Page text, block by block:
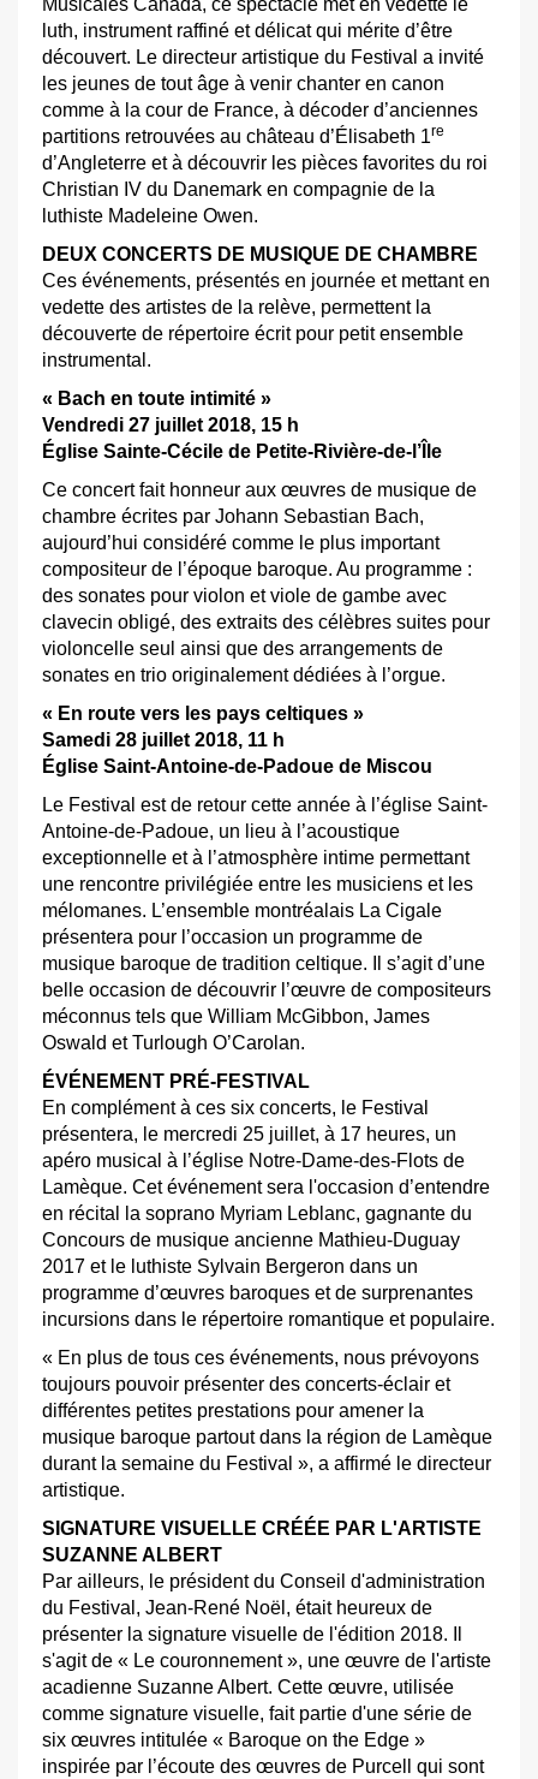
Musicales Canada, ce spectacle met en vedette le
luth, instrument raffiné et délicat qui mérite d’être
découvert. Le directeur artistique du Festival a invité
les jeunes de tout âge à venir chanter en canon
comme à la cour de France, à décoder d’anciennes
partitions retrouvées au château d’Élisabeth 1re
d’Angleterre et à découvrir les pièces favorites du roi
Christian IV du Danemark en compagnie de la
luthiste Madeleine Owen.
DEUX CONCERTS DE MUSIQUE DE CHAMBRE
Ces événements, présentés en journée et mettant en
vedette des artistes de la relève, permettent la
découverte de répertoire écrit pour petit ensemble
instrumental.
« Bach en toute intimité »
Vendredi 27 juillet 2018, 15 h
Église Sainte-Cécile de Petite-Rivière-de-l’Île
Ce concert fait honneur aux œuvres de musique de
chambre écrites par Johann Sebastian Bach,
aujourd’hui considéré comme le plus important
compositeur de l’époque baroque. Au programme :
des sonates pour violon et viole de gambe avec
clavecin obligé, des extraits des célèbres suites pour
violoncelle seul ainsi que des arrangements de
sonates en trio originalement dédiées à l’orgue.
« En route vers les pays celtiques »
Samedi 28 juillet 2018, 11 h
Église Saint-Antoine-de-Padoue de Miscou
Le Festival est de retour cette année à l’église Saint-
Antoine-de-Padoue, un lieu à l’acoustique
exceptionnelle et à l’atmosphère intime permettant
une rencontre privilégiée entre les musiciens et les
mélomanes. L’ensemble montréalais La Cigale
présentera pour l’occasion un programme de
musique baroque de tradition celtique. Il s’agit d’une
belle occasion de découvrir l’œuvre de compositeurs
méconnus tels que William McGibbon, James
Oswald et Turlough O’Carolan.
ÉVÉNEMENT PRÉ-FESTIVAL
En complément à ces six concerts, le Festival
présentera, le mercredi 25 juillet, à 17 heures, un
apéro musical à l’église Notre-Dame-des-Flots de
Lamèque. Cet événement sera l'occasion d’entendre
en récital la soprano Myriam Leblanc, gagnante du
Concours de musique ancienne Mathieu-Duguay
2017 et le luthiste Sylvain Bergeron dans un
programme d’œuvres baroques et de surprenantes
incursions dans le répertoire romantique et populaire.
« En plus de tous ces événements, nous prévoyons
toujours pouvoir présenter des concerts-éclair et
différentes petites prestations pour amener la
musique baroque partout dans la région de Lamèque
durant la semaine du Festival », a affirmé le directeur
artistique.
SIGNATURE VISUELLE CRÉÉE PAR L'ARTISTE
SUZANNE ALBERT
Par ailleurs, le président du Conseil d'administration
du Festival, Jean-René Noël, était heureux de
présenter la signature visuelle de l'édition 2018. Il
s'agit de « Le couronnement », une œuvre de l'artiste
acadienne Suzanne Albert. Cette œuvre, utilisée
comme signature visuelle, fait partie d'une série de
six œuvres intitulée « Baroque on the Edge »
inspirée par l’écoute des œuvres de Purcell qui sont